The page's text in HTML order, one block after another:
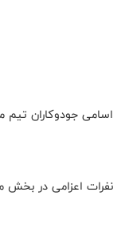
اسامی جودوکاران تیم
نفرات اعزامی در بخش